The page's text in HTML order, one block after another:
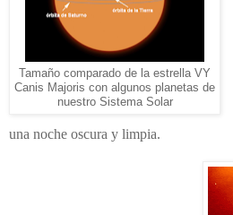
Tamaño comparado de la estrella VY
Canis Majoris con algunos planetas de
nuestro Sistema Solar
una noche oscura y limpia.